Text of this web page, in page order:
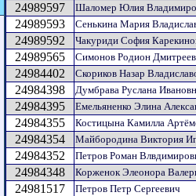
24989597 Шаломер Юлия
24989593 Сенькина Мария
24989592 Чакуриди София
24989565 Симонов Родион
24984402 Скориков Назар
24984398 Думбрава Руслана
24984395 Емельяненко Элина
24984355 Костицына Камилла
24984354 Майбородина Виктория
24984352 Петров Роман
24984348 Корженок Элеонора
24981517
Петров Петр Сергеевич